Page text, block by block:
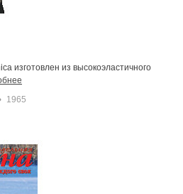
изготовлен из высокоэластичного
1965